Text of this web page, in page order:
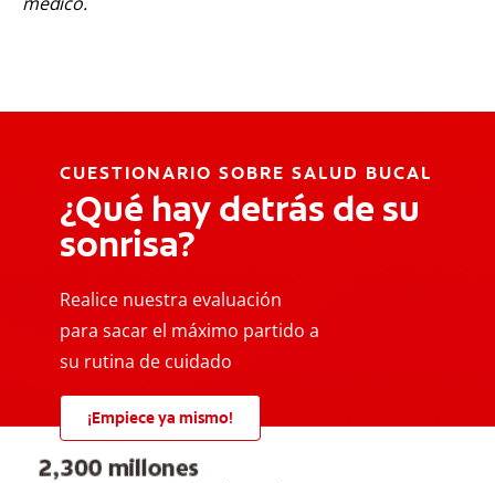
CUESTIONARIO SOBRE SALUD BUCAL
¿Qué hay detrás de su
sonrisa?
Realice nuestra evaluación
para sacar el máximo partido a
su rutina de cuidado
¡Empiece ya mismo!